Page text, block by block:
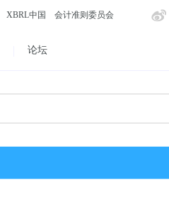
XBRL中国 会计准则委员会
论坛